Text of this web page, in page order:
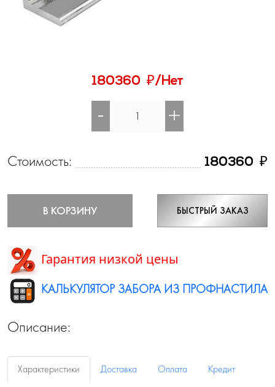
180360 ₽/Нет
- +
Стоимость: 180360 ₽
В КОРЗИНУ БЫСТРЫЙ ЗАКАЗ
Гарантия низкой цены
КАЛЬКУЛЯТОР ЗАБОРА ИЗ ПРОФНАСТИЛА
Описание:
Характеристики Доставка Оплата
Кредит